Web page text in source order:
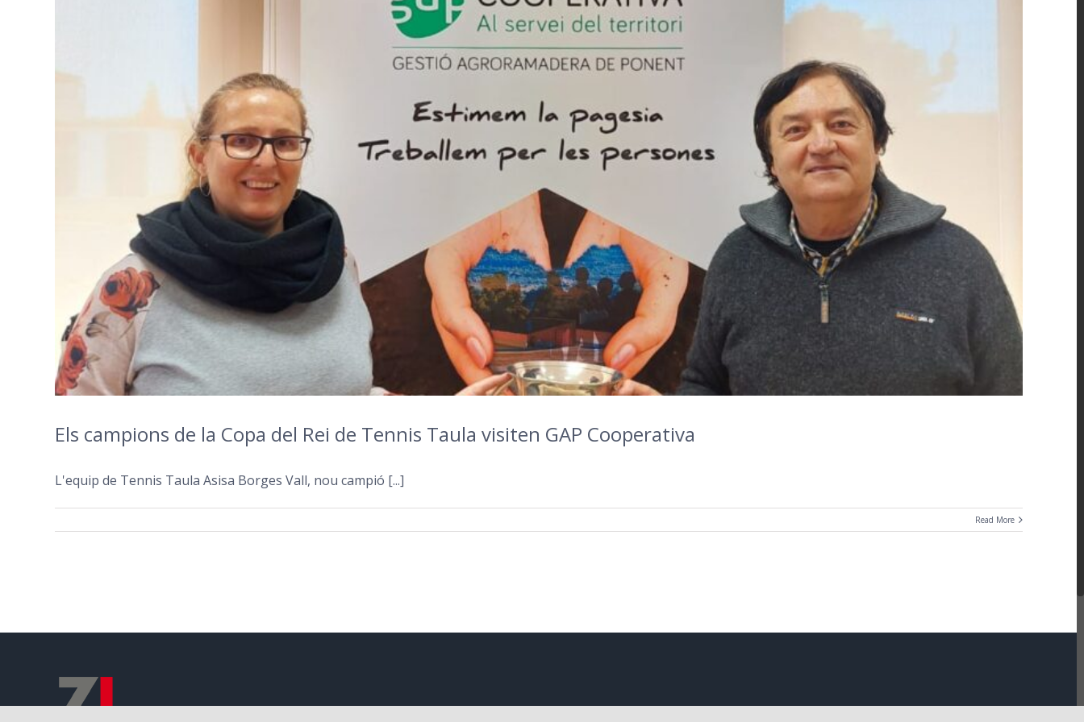
Els campions de la Copa del Rei de Tennis Taula visiten GAP Cooperativa
L'equip de Tennis Taula Asisa Borges Vall, nou campió [...]
Read More